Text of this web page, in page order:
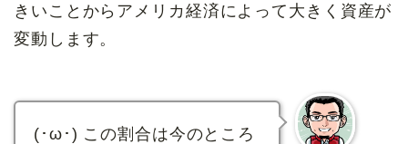
きいことからアメリカ経済によって大きく資産が
変動します。
(･ω･) この割合は今のところ